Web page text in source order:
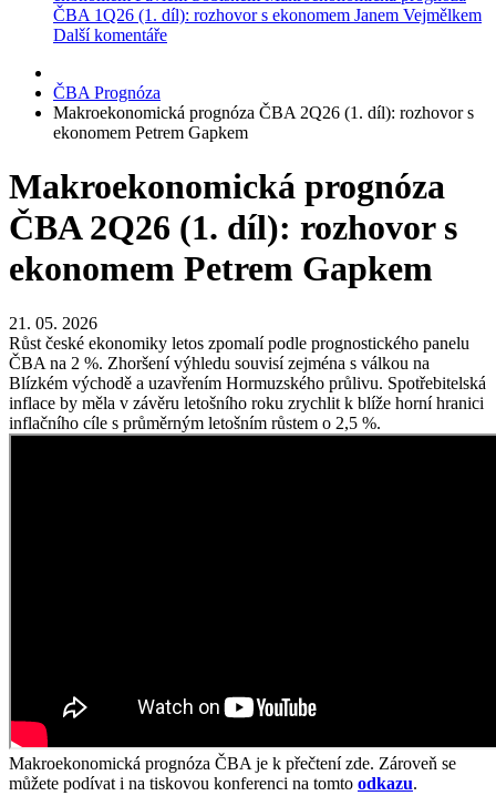
ČBA 1Q26 (1. díl): rozhovor s ekonomem Janem Vejmělkem
Další komentáře
ČBA Prognóza
Makroekonomická prognóza ČBA 2Q26 (1. díl): rozhovor s
ekonomem Petrem Gapkem
Makroekonomická prognóza
ČBA 2Q26 (1. díl): rozhovor s
ekonomem Petrem Gapkem
21. 05. 2026
Růst české ekonomiky letos zpomalí podle prognostického panelu
ČBA na 2 %. Zhoršení výhledu souvisí zejména s válkou na
Blízkém východě a uzavřením Hormuzského průlivu. Spotřebitelská
inflace by měla v závěru letošního roku zrychlit k blíže horní hranici
inflačního cíle s průměrným letošním růstem o 2,5 %.
Makroekonomická prognóza ČBA je k přečtení zde. Zároveň se
můžete podívat i na tiskovou konferenci na tomto odkazu.